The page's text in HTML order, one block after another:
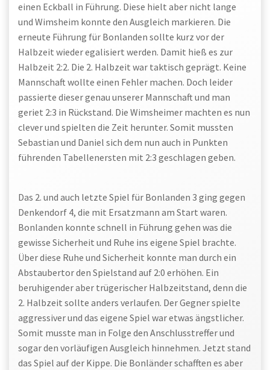
einen Eckball in Führung. Diese hielt aber nicht lange
und Wimsheim konnte den Ausgleich markieren. Die
erneute Führung für Bonlanden sollte kurz vor der
Halbzeit wieder egalisiert werden. Damit hieß es zur
Halbzeit 2:2. Die 2. Halbzeit war taktisch geprägt. Keine
Mannschaft wollte einen Fehler machen. Doch leider
passierte dieser genau unserer Mannschaft und man
geriet 2:3 in Rückstand. Die Wimsheimer machten es nun
clever und spielten die Zeit herunter. Somit mussten
Sebastian und Daniel sich dem nun auch in Punkten
führenden Tabellenersten mit 2:3 geschlagen geben.
Das 2. und auch letzte Spiel für Bonlanden 3 ging gegen
Denkendorf 4, die mit Ersatzmann am Start waren.
Bonlanden konnte schnell in Führung gehen was die
gewisse Sicherheit und Ruhe ins eigene Spiel brachte.
Über diese Ruhe und Sicherheit konnte man durch ein
Abstaubertor den Spielstand auf 2:0 erhöhen. Ein
beruhigender aber trügerischer Halbzeitstand, denn die
2. Halbzeit sollte anders verlaufen. Der Gegner spielte
aggressiver und das eigene Spiel war etwas ängstlicher.
Somit musste man in Folge den Anschlusstreffer und
sogar den vorläufigen Ausgleich hinnehmen. Jetzt stand
das Spiel auf der Kippe. Die Bonländer schafften es aber